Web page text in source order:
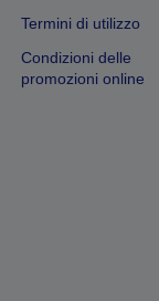
Termini di utilizzo
Condizioni delle
promozioni online